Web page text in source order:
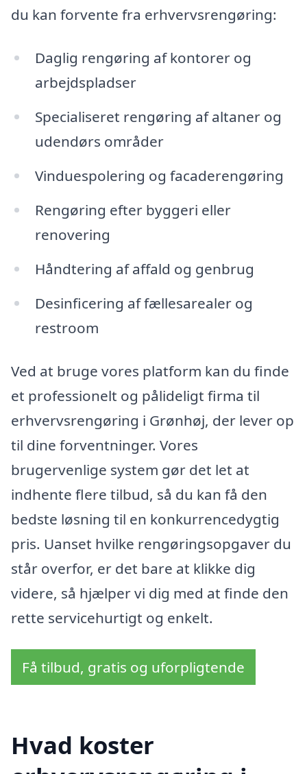
du kan forvente fra erhvervsrengøring:
Daglig rengøring af kontorer og
arbejdspladser
Specialiseret rengøring af altaner og
udendørs områder
Vinduespolering og facaderengøring
Rengøring efter byggeri eller
renovering
Håndtering af affald og genbrug
Desinficering af fællesarealer og
restroom
Ved at bruge vores platform kan du finde
et professionelt og pålideligt firma til
erhvervsrengøring i Grønhøj, der lever op
til dine forventninger. Vores
brugervenlige system gør det let at
indhente flere tilbud, så du kan få den
bedste løsning til en konkurrencedygtig
pris. Uanset hvilke rengøringsopgaver du
står overfor, er det bare at klikke dig
videre, så hjælper vi dig med at finde den
rette servicehurtigt og enkelt.
Få tilbud, gratis og uforpligtende
Hvad koster